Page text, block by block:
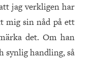
jag verkligen har
mig sin nåd på ett
det. Om han
synlig handling, så